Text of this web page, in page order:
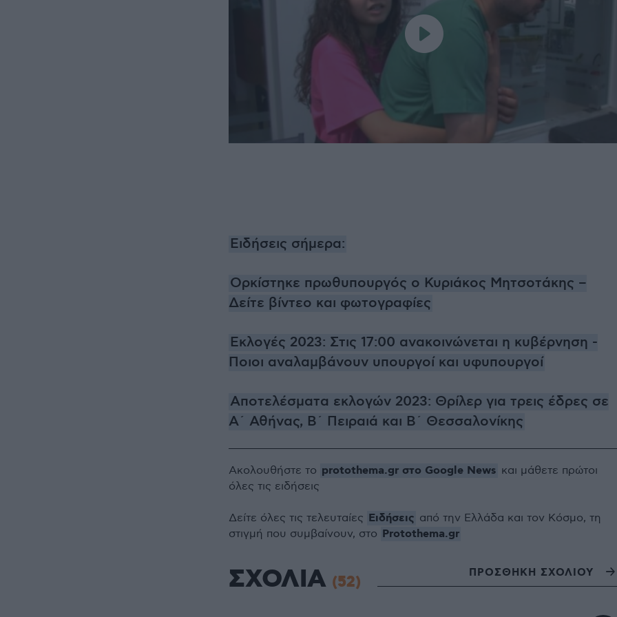
Ειδήσεις σήμερα:
Ορκίστηκε πρωθυπουργός ο Κυριάκος Μητσοτάκης –
Δείτε βίντεο και φωτογραφίες
Εκλογές 2023: Στις 17:00 ανακοινώνεται η κυβέρνηση -
Ποιοι αναλαμβάνουν υπουργοί και υφυπουργοί
Αποτελέσματα εκλογών 2023: Θρίλερ για τρεις έδρες σε
Α΄ Αθήνας, Β΄ Πειραιά και Β΄ Θεσσαλονίκης
Ακολουθήστε το protothema.gr στο Google News και μάθετε πρώτοι
όλες τις ειδήσεις
Δείτε όλες τις τελευταίες Ειδήσεις από την Ελλάδα και τον Κόσμο, τη
στιγμή που συμβαίνουν, στο Protothema.gr
ΣΧΟΛΙΑ (52) ΠΡΟΣΘΗΚΗ ΣΧΟΛΙΟΥ